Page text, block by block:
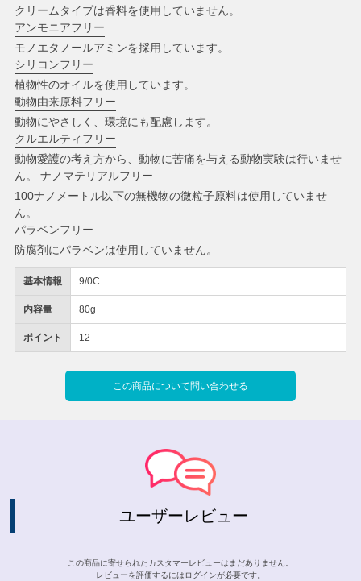
基本情報 9/0C
内容量 80g
ポイント 12
この商品について問い合わせる
クリームタイプは香料を使用していません。
アンモニアフリー
モノエタノールアミンを採用しています。
シリコンフリー
植物性のオイルを使用しています。
動物由来原料フリー
動物にやさしく、環境にも配慮します。
クルエルティフリー
動物愛護の考え方から、動物に苦痛を与える動物実験は行いませ
ん。 ナノマテリアルフリー
100ナノメートル以下の無機物の微粒子原料は使用していませ
ん。
パラベンフリー
防腐剤にパラベンは使用していません。
ユーザーレビュー
この商品に寄せられたカスタマーレビューはまだありません。
レビューを評価するには ログインが必要です。